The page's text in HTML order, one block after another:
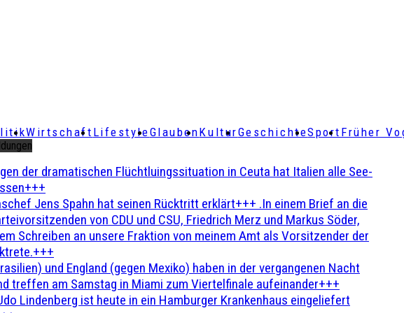
Wirtschaft LifestyleGlaubenKulturGeschichteSport Früher
der dramatischen Flüchtluingssituation in Ceuta hat Italien alle See-
Jens Spahn hat seinen Rücktritt erklärt+++ .In einem Brief an die
von CDU und CSU, Friedrich Merz und Markus Söder,
Schreiben an unsere Fraktion von meinem Amt als Vorsitzender der
und England (gegen Mexiko) haben in der vergangenen Nacht
treffen am Samstag in Miami zum Viertelfinale aufeinander+++
Lindenberg ist heute in ein Hamburger Krankenhaus eingeliefert